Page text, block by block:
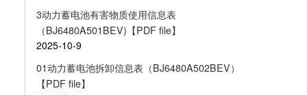
3动力蓄电池有害物质使用信息表
（BJ6480A501BEV)【PDF file】
2025-10-9
01动力蓄电池拆卸信息表（BJ6480A502BEV）
【PDF file】